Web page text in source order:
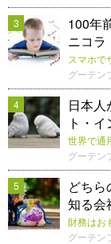
3
100年
ニコラ
スマホで
グーテン
4
日本
ト・
世界で通
グーテン
5
どち
知る会
財務はお
グーテン